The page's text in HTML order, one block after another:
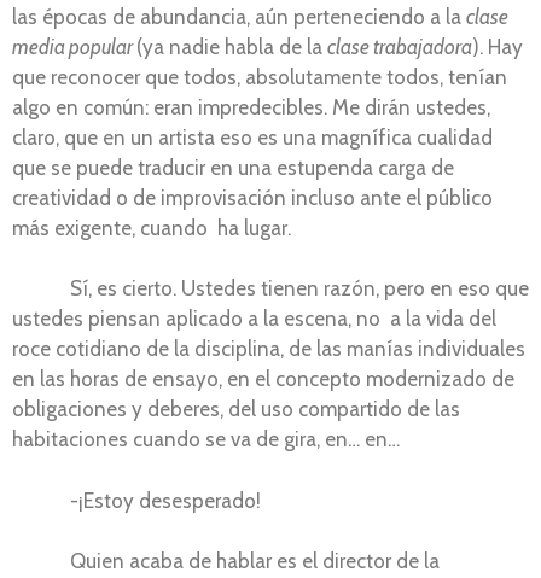
las épocas de abundancia, aún perteneciendo a la clase
media popular(ya nadie habla de la clase trabajadora). Hay
que reconocer que todos, absolutamente todos, tenían
algo en común: eran impredecibles. Me dirán ustedes,
claro, que en un artista eso es una magnífica cualidad
que se puede traducir en una estupenda carga de
creatividad o de improvisación incluso ante el público
más exigente, cuando ha lugar.
Sí, es cierto. Ustedes tienen razón, pero en eso que
ustedes piensan aplicado a la escena, no a la vida del
roce cotidiano de la disciplina, de las manías individuales
en las horas de ensayo, en el concepto modernizado de
obligaciones y deberes, del uso compartido de las
habitaciones cuando se va de gira, en… en…
-¡Estoy desesperado!
Quien acaba de hablar es el director de la